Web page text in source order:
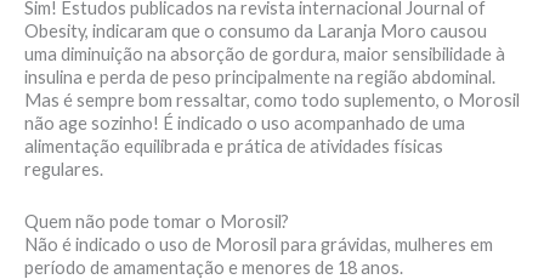
Sim! Estudos publicados na revista internacional Journal of
Obesity, indicaram que o consumo da Laranja Moro causou
uma diminuição na absorção de gordura, maior sensibilidade à
insulina e perda de peso principalmente na região abdominal.
Mas é sempre bom ressaltar, como todo suplemento, o Morosil
não age sozinho! É indicado o uso acompanhado de uma
alimentação equilibrada e prática de atividades físicas
regulares.
Quem não pode tomar o Morosil?
Não é indicado o uso de Morosil para grávidas, mulheres em
período de amamentação e menores de 18 anos.